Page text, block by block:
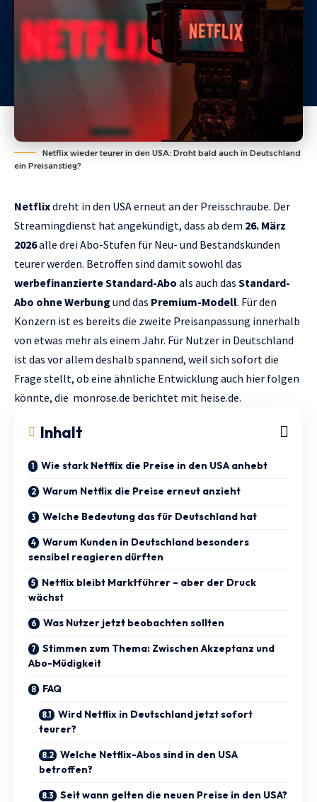
Netflix wieder teurer in den USA: Droht bald auch in Deutschland
ein Preisanstieg?
Netflixdreht in den USA erneut an der Preisschraube. Der
Streamingdienst hat angekündigt, dass ab dem 26. März
2026alle drei Abo-Stufen für Neu- und Bestandskunden
teurer werden. Betroffen sind damit sowohl das
werbefinanzierte Standard-Abo als auch das Standard-
Abo ohne Werbung und das Premium-Modell. Für den
Konzern ist es bereits die zweite Preisanpassung innerhalb
von etwas mehr als einem Jahr. Für Nutzer in Deutschland
ist das vor allem deshalb spannend, weil sich sofort die
Frage stellt, ob eine ähnliche Entwicklung auch hier folgen
könnte, die monrose.de berichtet mit heise.de.
Inhalt
Wie stark Netflix die Preise in den USA anhebt
Warum Netflix die Preise erneut anzieht
Welche Bedeutung das für Deutschland hat
Warum Kunden in Deutschland besonders
sensibel reagieren dürften
Netflix bleibt Marktführer – aber der Druck
wächst
Was Nutzer jetzt beobachten sollten
Stimmen zum Thema: Zwischen Akzeptanz und
Abo-Müdigkeit
FAQ
Wird Netflix in Deutschland jetzt sofort
teurer?
Welche Netflix-Abos sind in den USA
betroffen?
Seit wann gelten die neuen Preise in den USA?